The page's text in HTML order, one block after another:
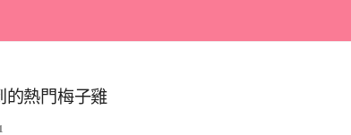
的熱門梅子雞
1